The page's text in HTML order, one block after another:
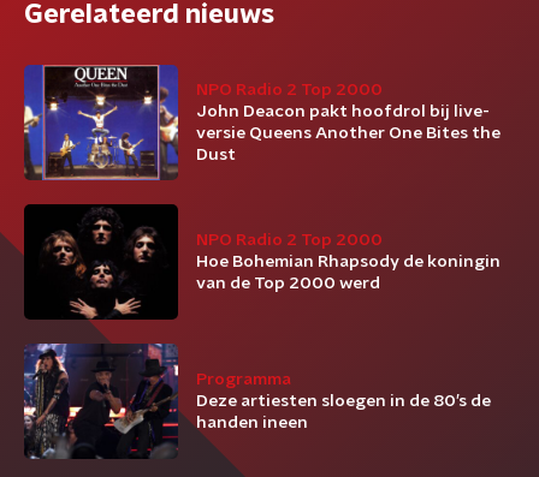
Gerelateerd nieuws
NPO Radio 2 Top 2000
John Deacon pakt hoofdrol bij live-
versie Queens Another One Bites the
Dust
NPO Radio 2 Top 2000
Hoe Bohemian Rhapsody de koningin
van de Top 2000 werd
Programma
Deze artiesten sloegen in de 80’s de
handen ineen